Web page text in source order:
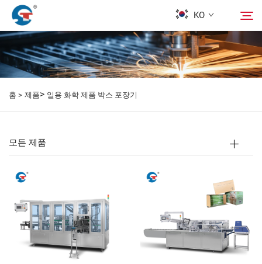
KO
회사 소개
디자인 사례
서비스
뉴스
문의하기
홈 > 제품> 일용 화학 제품 박스 포장기
모든 제품